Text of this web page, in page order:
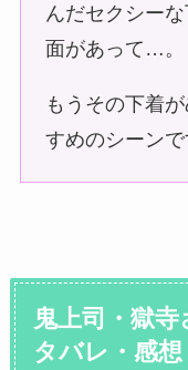
んだセクシー
面があって…。
もうその下着
すめのシーンで
鬼上司・獄
タバレ・感想